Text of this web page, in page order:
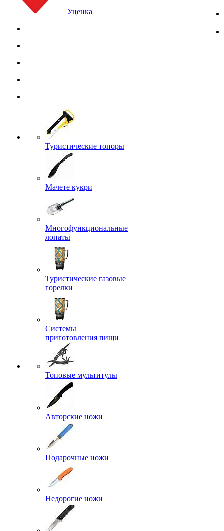
Уценка
Туристические топоры
Мачете кукри
Многофункциональные
лопаты
Туристические газовые
горелки
Системы
приготовления пищи
Топовые мультитулы
Авторские ножи
Подарочные ножи
Недорогие ножи